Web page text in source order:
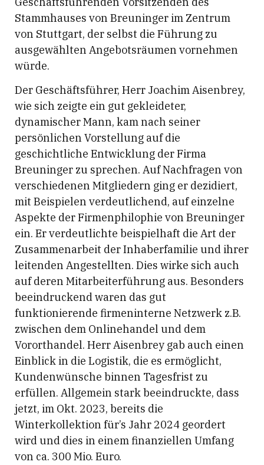
Stammhauses von Breuninger im Zentrum
von Stuttgart, der selbst die Führung zu
ausgewählten Angebotsräumen vornehmen
würde.
Der Geschäftsführer, Herr Joachim Aisenbrey,
wie sich zeigte ein gut gekleideter,
dynamischer Mann, kam nach seiner
persönlichen Vorstellung auf die
geschichtliche Entwicklung der Firma
Breuninger zu sprechen. Auf Nachfragen von
verschiedenen Mitgliedern ging er dezidiert,
mit Beispielen verdeutlichend, auf einzelne
Aspekte der Firmenphilophie von Breuninger
ein. Er verdeutlichte beispielhaft die Art der
Zusammenarbeit der Inhaberfamilie und ihrer
leitenden Angestellten. Dies wirke sich auch
auf deren Mitarbeiterführung aus. Besonders
beeindruckend waren das gut
funktionierende firmeninterne Netzwerk z.B.
zwischen dem Onlinehandel und dem
Vororthandel. Herr Aisenbrey gab auch einen
Einblick in die Logistik, die es ermöglicht,
Kundenwünsche binnen Tagesfrist zu
erfüllen. Allgemein stark beeindruckte, dass
jetzt, im Okt. 2023, bereits die
Winterkollektion für’s Jahr 2024 geordert
wird und dies in einem finanziellen Umfang
von ca. 300 Mio. Euro.